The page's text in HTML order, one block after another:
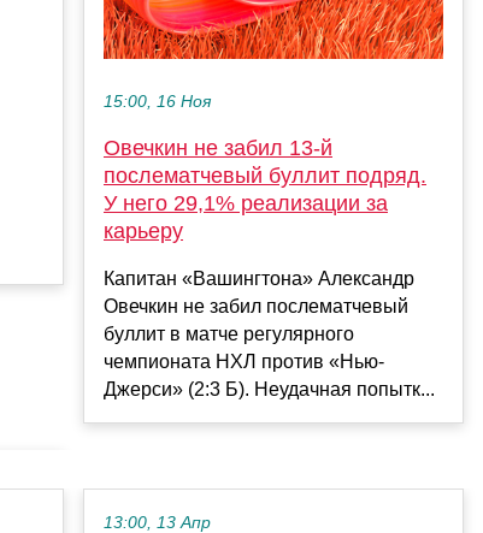
15:00, 16 Ноя
Овечкин не забил 13-й
послематчевый буллит подряд.
У него 29,1% реализации за
карьеру
Капитан «Вашингтона» Александр
Овечкин не забил послематчевый
буллит в матче регулярного
чемпионата НХЛ против «Нью-
Джерси» (2:3 Б). Неудачная попытк...
13:00, 13 Апр